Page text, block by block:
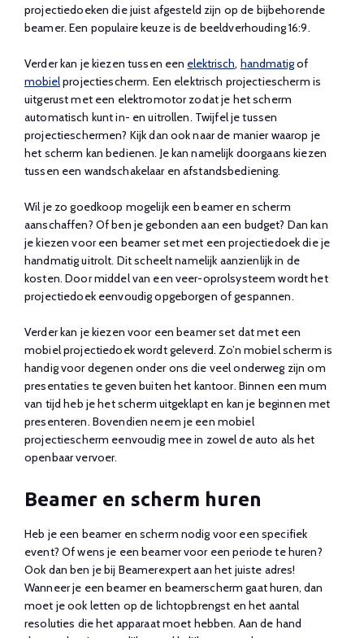
projectiedoeken die juist afgesteld zijn op de bijbehorende
beamer. Een populaire keuze is de beeldverhouding 16:9.
Verder kan je kiezen tussen een elektrisch, handmatigof
mobielprojectiescherm. Een elektrisch projectiescherm is
uitgerust met een elektromotor zodat je het scherm
automatisch kunt in- en uitrollen. Twijfel je tussen
projectieschermen? Kijk dan ook naar de manier waarop je
het scherm kan bedienen. Je kan namelijk doorgaans kiezen
tussen een wandschakelaar en afstandsbediening.
Wil je zo goedkoop mogelijk een beamer en scherm
aanschaffen? Of ben je gebonden aan een budget? Dan kan
je kiezen voor een beamer set met een projectiedoek die je
handmatig uitrolt. Dit scheelt namelijk aanzienlijk in de
kosten. Door middel van een veer-oprolsysteem wordt het
projectiedoek eenvoudig opgeborgen of gespannen.
Verder kan je kiezen voor een beamer set dat met een
mobiel projectiedoek wordt geleverd. Zo’n mobiel scherm is
handig voor degenen onder ons die veel onderweg zijn om
presentaties te geven buiten het kantoor. Binnen een mum
van tijd heb je het scherm uitgeklapt en kan je beginnen met
presenteren. Bovendien neem je een mobiel
projectiescherm eenvoudig mee in zowel de auto als het
openbaar vervoer.
Beamer en scherm huren
Heb je een beamer en scherm nodig voor een specifiek
event? Of wens je een beamer voor een periode te huren?
Ook dan ben je bij Beamerexpert aan het juiste adres!
Wanneer je een beamer en beamerscherm gaat huren, dan
moet je ook letten op de lichtopbrengst en het aantal
resoluties die het apparaat moet hebben. Aan de hand